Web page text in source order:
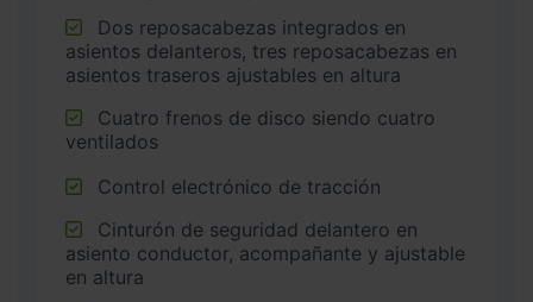
asientos delanteros, tres reposacabezas en
asientos traseros ajustables en altura
ventilados
Control electrónico de tracción
asiento conductor, acompañante y ajustable
en altura